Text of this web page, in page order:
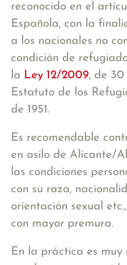
reconocido en el
Española, con la
a los nacionales no
condición de
la Ley 12/2009, de 30
Estatuto de los
de 1951.
Es recomendable
en asilo de Alicante/
las condiciones
con su raza,
orientación sexual
con mayor premura.
En la práctica es muy